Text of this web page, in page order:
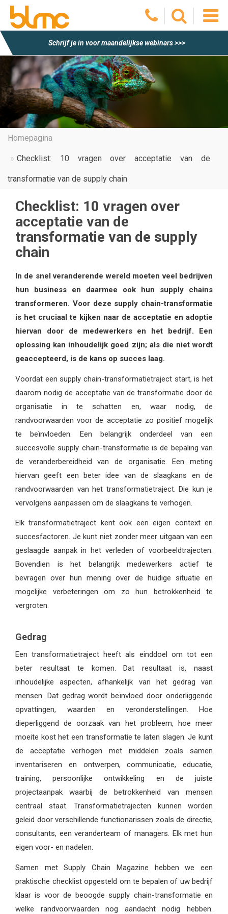
Schrijf je in voor maandelijkse webinars >>>
Homepagina
Checklist: 10 vragen over acceptatie van de
transformatie van de supply chain
Checklist: 10 vragen over
acceptatie van de
transformatie van de supply
chain
In de snel veranderende wereld moeten veel bedrijven
hun business en daarmee ook hun supply chains
transformeren. Voor deze supply chain-transformatie
is het cruciaal te kijken naar de acceptatie en adoptie
hiervan door de medewerkers en het bedrijf. Een
oplossing kan inhoudelijk goed zijn; als die niet wordt
geaccepteerd, is de kans op succes laag.
Voordat een supply chain-transformatietraject start, is het
daarom nodig de acceptatie van de transformatie door de
organisatie in te schatten en, waar nodig, de
randvoorwaarden voor de acceptatie zo positief mogelijk
te beïnvloeden. Een belangrijk onderdeel van een
succesvolle supply chain-transformatie is de bepaling van
de veranderbereidheid van de organisatie. Een meting
hiervan geeft een beter idee van de slaagkans en de
randvoorwaarden van het transformatietraject. Die kun je
vervolgens aanpassen om de slaagkans te verhogen.
Elk transformatietraject kent ook een eigen context en
succesfactoren. Je kunt niet zonder meer uitgaan van een
geslaagde aanpak in het verleden of voorbeeldtrajecten.
Bovendien is het belangrijk medewerkers actief te
bevragen over hun mening over de huidige situatie en
mogelijke verbeteringen om zo hun betrokkenheid te
vergroten.
Gedrag
Een transformatietraject heeft als einddoel om tot een
beter resultaat te komen. Dat resultaat is, naast
inhoudelijke aspecten, afhankelijk van het gedrag van
mensen. Dat gedrag wordt beïnvloed door onderliggende
opvattingen, waarden en veronderstellingen. Hoe
dieperliggend de oorzaak van het probleem, hoe meer
moeite kost het een transformatie te laten slagen. Je kunt
de acceptatie verhogen met middelen zoals samen
inventariseren en ontwerpen, communicatie, educatie,
training, persoonlijke ontwikkeling en de juiste
projectaanpak waarbij de betrokkenheid van mensen
centraal staat. Transformatietrajecten kunnen worden
geleid door verschillende functionarissen zoals de directie,
consultants, een veranderteam of managers. Elk met hun
eigen voor- en nadelen.
Samen met Supply Chain Magazine hebben we een
praktische checklist opgesteld om te bepalen of uw bedrijf
klaar is voor de beoogde supply chain-transformatie en
welke randvoorwaarden nog aandacht nodig hebben.